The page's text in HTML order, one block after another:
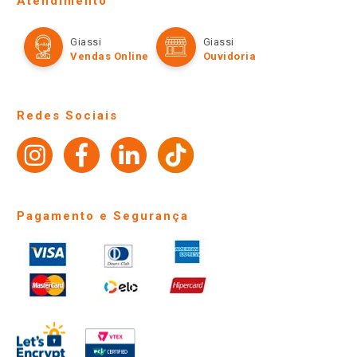
Televendas
Amigo Giassi
Perguntas frequentes
Identidade Visual
Formas de Pagamento
Políticas de entrega
Giassi
Vendas Online
Giassi
Ouvidoria
Redes Sociais
Pagamento e Segurança